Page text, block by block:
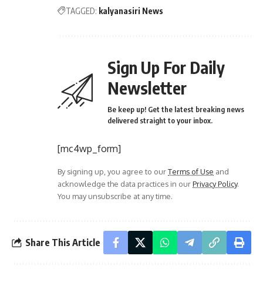
TAGGED: kalyanasiri News
Sign Up For Daily
Newsletter
Be keep up! Get the latest breaking news
delivered straight to your inbox.
[mc4wp_form]
By signing up, you agree to ourTerms of Use and
acknowledge the data practices in ourPrivacy Policy.
You may unsubscribe at any time.
Share This Article